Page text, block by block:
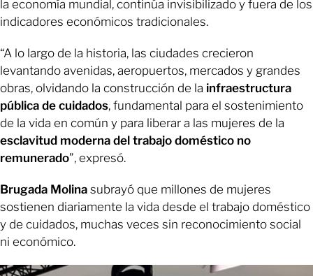
la economía mundial, continúa invisibilizado y fuera de los
indicadores económicos tradicionales.
“A lo largo de la historia, las ciudades crecieron
levantando avenidas, aeropuertos, mercados y grandes
obras, olvidando la construcción de la infraestructura
pública de cuidados, fundamental para el sostenimiento
de la vida en común y para liberar a las mujeres de la
esclavitud moderna del trabajo doméstico no
remunerado”, expresó.
Brugada Molina subrayó que millones de mujeres
sostienen diariamente la vida desde el trabajo doméstico
y de cuidados, muchas veces sin reconocimiento social
ni económico.